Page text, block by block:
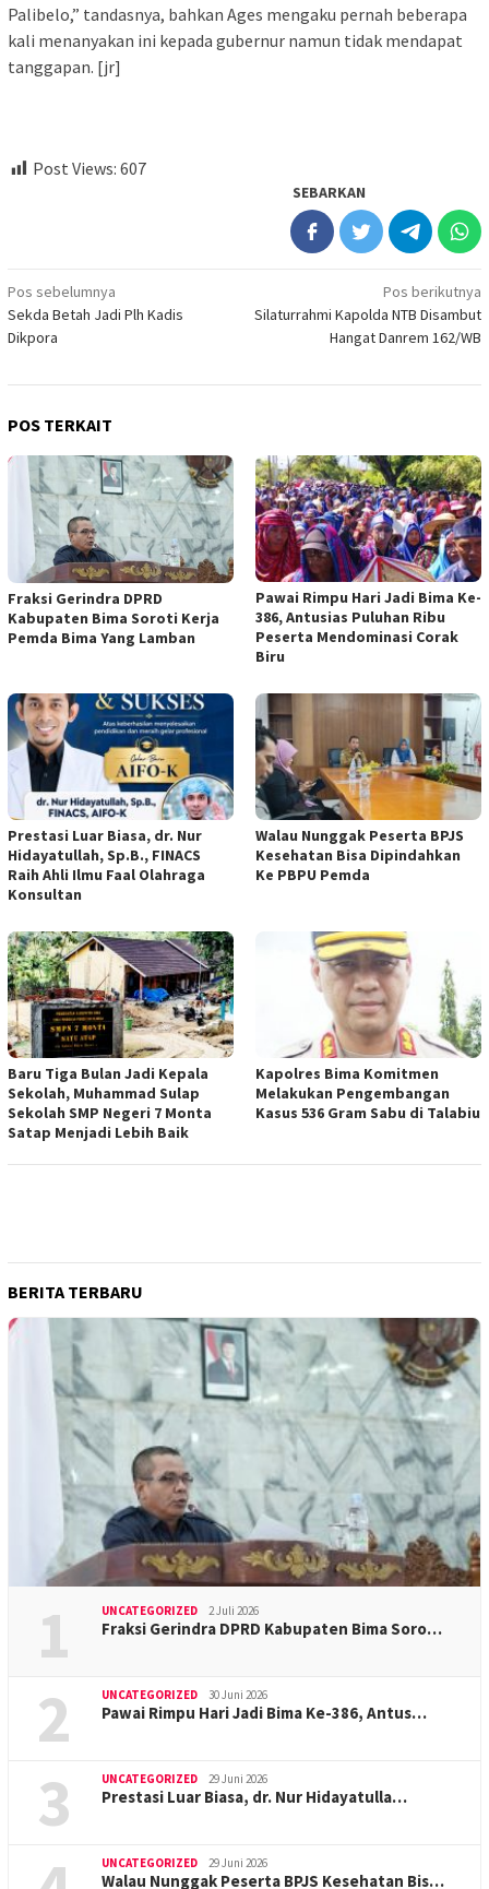
Palibelo,” tandasnya, bahkan Ages mengaku pernah beberapa
kali menanyakan ini kepada gubernur namun tidak mendapat
tanggapan. [jr]
Post Views: 607
SEBARKAN
Navigasi
pos
Pos sebelumnya
Sekda Betah Jadi Plh Kadis
Dikpora
Pos berikutnya
Silaturrahmi Kapolda NTB Disambut
Hangat Danrem 162/WB
POS TERKAIT
Fraksi Gerindra DPRD
Kabupaten Bima Soroti Kerja
Pemda Bima Yang Lamban
Pawai Rimpu Hari Jadi Bima Ke-
386, Antusias Puluhan Ribu
Peserta Mendominasi Corak
Biru
Prestasi Luar Biasa, dr. Nur
Hidayatullah, Sp.B., FINACS
Raih Ahli Ilmu Faal Olahraga
Konsultan
Walau Nunggak Peserta BPJS
Kesehatan Bisa Dipindahkan
Ke PBPU Pemda
Baru Tiga Bulan Jadi Kepala
Sekolah, Muhammad Sulap
Sekolah SMP Negeri 7 Monta
Satap Menjadi Lebih Baik
Kapolres Bima Komitmen
Melakukan Pengembangan
Kasus 536 Gram Sabu di Talabiu
BERITA TERBARU
1 UNCATEGORIZED 2 Juli 2026
Fraksi Gerindra DPRD Kabupaten Bima Soro…
2 UNCATEGORIZED 30 Juni 2026
Pawai Rimpu Hari Jadi Bima Ke-386, Antus…
3 UNCATEGORIZED 29 Juni 2026
Prestasi Luar Biasa, dr. Nur Hidayatulla…
UNCATEGORIZED 29 Juni 2026
Walau Nunggak Peserta BPJS Kesehatan Bis…